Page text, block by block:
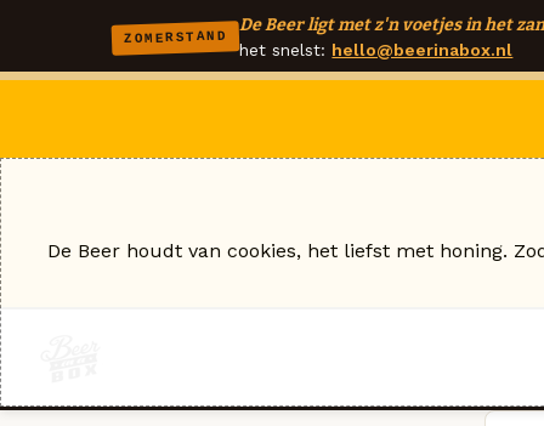
ZOMERSTAND
De Beer ligt met z'n voetjes in het
het snelst: hello@beerinabox.nl
De Beer houdt van cookies, het liefst met honing.